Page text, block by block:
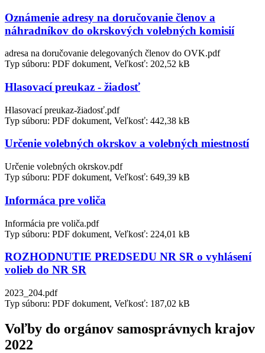
Oznámenie adresy na doručovanie členov a
náhradníkov do okrskových volebných komisií
adresa na doručovanie delegovaných členov do OVK.pdf
Typ súboru: PDF dokument, Veľkosť: 202,52 kB
Hlasovací preukaz - žiadosť
Hlasovací preukaz-žiadosť.pdf
Typ súboru: PDF dokument, Veľkosť: 442,38 kB
Určenie volebných okrskov a volebných miestností
Určenie volebných okrskov.pdf
Typ súboru: PDF dokument, Veľkosť: 649,39 kB
Informáca pre voliča
Informácia pre voliča.pdf
Typ súboru: PDF dokument, Veľkosť: 224,01 kB
ROZHODNUTIE PREDSEDU NR SR o vyhlásení
volieb do NR SR
2023_204.pdf
Typ súboru: PDF dokument, Veľkosť: 187,02 kB
Voľby do orgánov samosprávnych krajov
2022